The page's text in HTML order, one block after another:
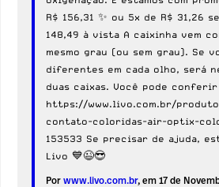
R$ 156,31 ✨ ou 5x de R$ 31,26
148,49 à vista A caixinha vem
mesmo grau (ou sem grau). Se
diferentes em cada olho, será
duas caixas. Você pode
https://www.livo.com.br/
contato-coloridas-air-optix-
153533 Se precisar de ajuda,
Livo 💙😉😎
Porwww.livo.com.br, em 17 de